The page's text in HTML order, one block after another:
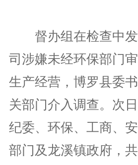
督办组在检查中发
司涉嫌未经环保部门
生产经营，博罗县委
关部门介入调查。次
纪委、环保、工商、
部门及龙溪镇政府，